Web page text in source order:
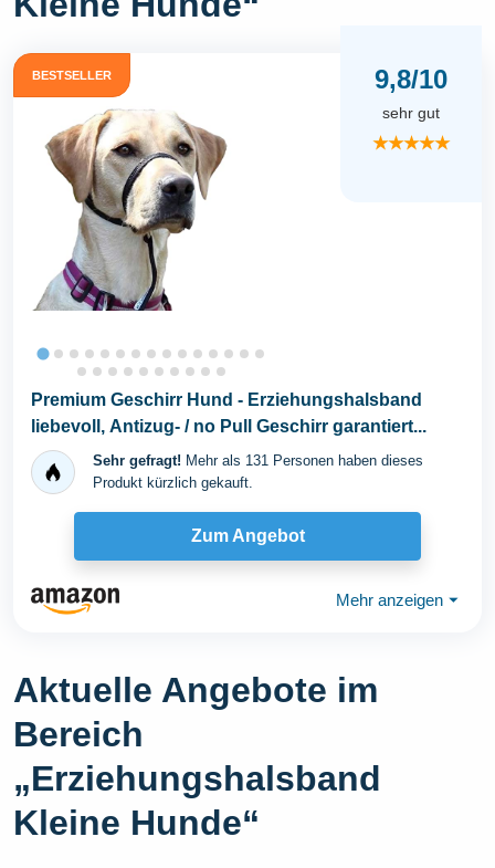
BESTSELLER 9,8/10
sehr gut
★★★★★
Premium Geschirr Hund - Erziehungshalsband
liebevoll, Antizug- / no Pull Geschirr garantiert...
Sehr gefragt! Mehr als 131 Personen haben dieses
Produkt kürzlich gekauft.
Zum Angebot
Mehr anzeigen ⏷
Aktuelle Angebote im
Bereich
„Erziehungshalsband
Kleine Hunde“